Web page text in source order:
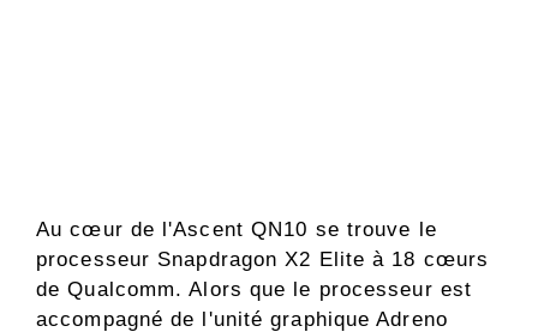
Au cœur de l'Ascent QN10 se trouve le
processeur Snapdragon X2 Elite à 18 cœurs
de Qualcomm. Alors que le processeur est
accompagné de l'unité graphique Adreno